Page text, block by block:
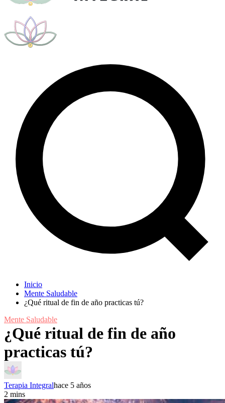
Inicio
Mente Saludable
¿Qué ritual de fin de año practicas tú?
Mente Saludable
¿Qué ritual de fin de año
practicas tú?
Terapia Integralhace 5 años
2 mins